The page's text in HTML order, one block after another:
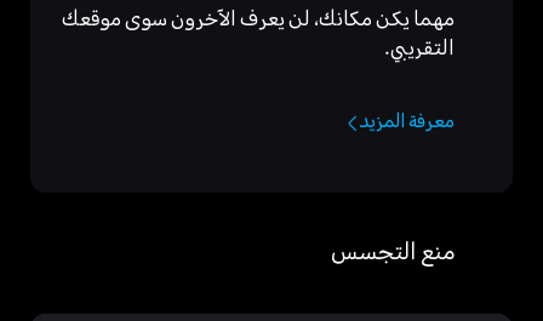
مهما يكن مكانك، لن يعرف الآخرون سوى موقعك
التقريبي.
معرفة المزيد
منع التجسس